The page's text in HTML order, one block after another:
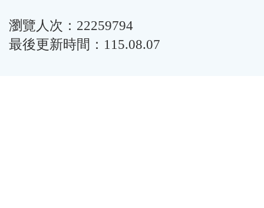
瀏覽人次：22259794
最後更新時間：115.08.07